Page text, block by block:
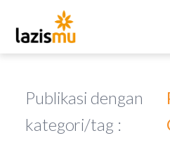
Publikasi dengan
kategori/tag :